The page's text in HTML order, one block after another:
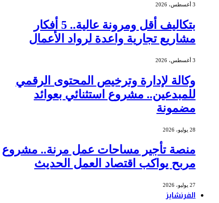
3 أغسطس، 2026
بتكاليف أقل ومرونة عالية.. 5 أفكار
مشاريع تجارية واعدة لرواد الأعمال
3 أغسطس، 2026
وكالة لإدارة وترخيص المحتوى الرقمي
للمبدعين.. مشروع استثنائي بعوائد
مضمونة
28 يوليو، 2026
منصة تأجير مساحات عمل مرنة.. مشروع
مربح يواكب اقتصاد العمل الحديث
27 يوليو، 2026
الفرنشايز